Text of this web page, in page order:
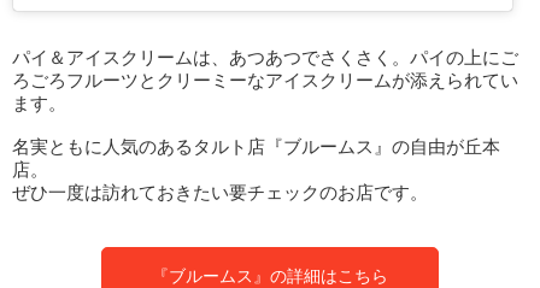
パイ＆アイスクリームは、あつあつでさくさく。パイの上にご
ろごろフルーツとクリーミーなアイスクリームが添えられてい
ます。
名実ともに人気のあるタルト店『ブルームス』の自由が丘本
店。
ぜひ一度は訪れておきたい要チェックのお店です。
『ブルームス』の詳細はこちら